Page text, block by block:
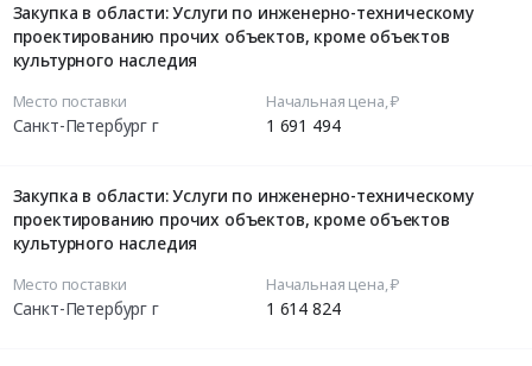
Закупка в области: Услуги по инженерно-техническому
проектированию прочих объектов, кроме объектов
культурного наследия
Место поставки
Санкт-Петербург г
Начальная цена, ₽
1 691 494
Закупка в области: Услуги по инженерно-техническому
проектированию прочих объектов, кроме объектов
культурного наследия
Место поставки
Санкт-Петербург г
Начальная цена, ₽
1 614 824